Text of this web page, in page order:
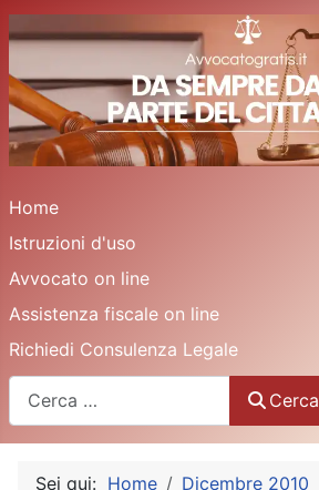
Home
Istruzioni d'uso
Avvocato on line
Assistenza fiscale on line
Richiedi Consulenza Legale
Cerca
Sei qui: Home
Dicembre 2010